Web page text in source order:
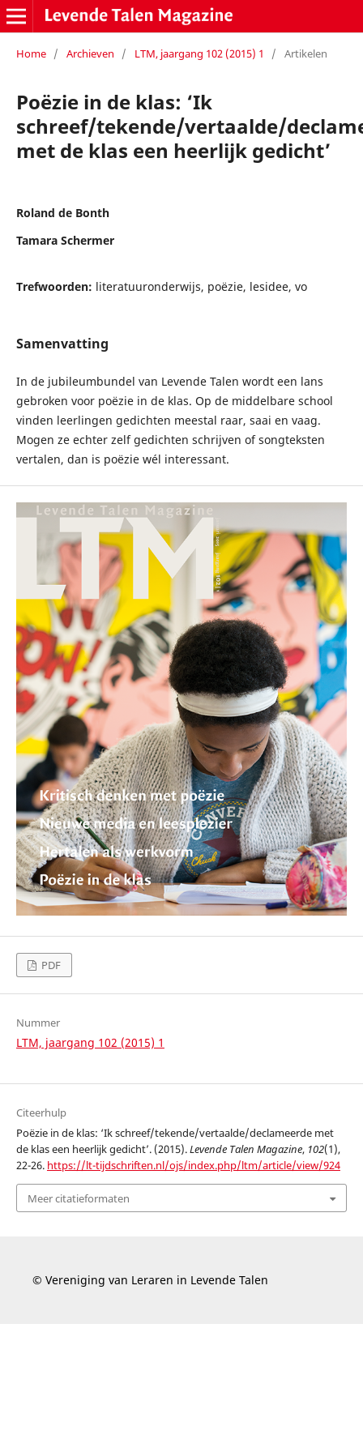
Home / Archieven / LTM, jaargang 102 (2015) 1 / Artikelen
Poëzie in de klas: ‘Ik
schreef/tekende/vertaalde/
met de klas een heerlijk gedicht’
Roland de Bonth
Tamara Schermer
Trefwoorden: literatuuronderwijs, poëzie, lesidee, vo
Samenvatting
In de jubileumbundel van Levende Talen wordt een lans
gebroken voor poëzie in de klas. Op de middelbare school
vinden leerlingen gedichten meestal raar, saai en vaag.
Mogen ze echter zelf gedichten schrijven of songteksten
vertalen, dan is poëzie wél interessant.
PDF
Nummer
LTM, jaargang 102 (2015) 1
Citeerhulp
Poëzie in de klas: ‘Ik schreef/tekende/vertaalde/declameerde met
de klas een heerlijk gedicht’. (2015).Levende Talen Magazine, 102(1),
22-26. https://lt-tijdschriften.nl/ojs/index.php/ltm/article/view/924
Meer citatieformaten
© Vereniging van Leraren in Levende Talen